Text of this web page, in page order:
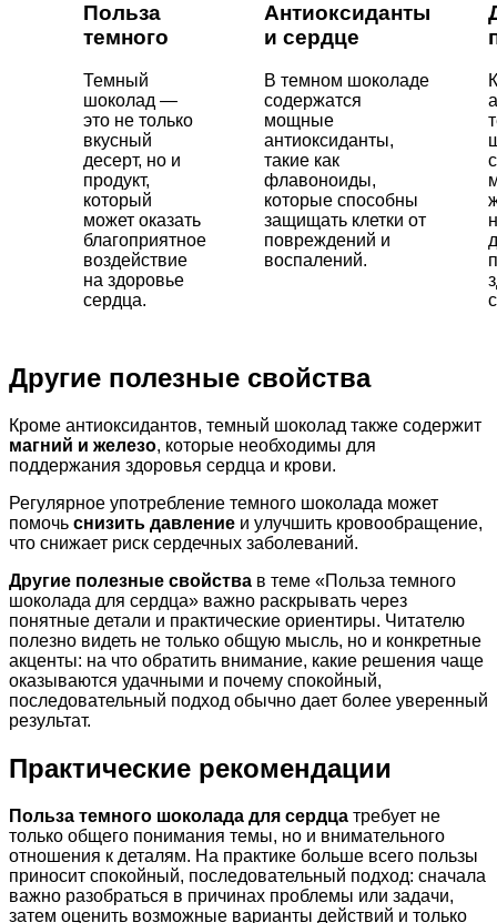
Польза
темного
Темный
шоколад —
это не только
вкусный
десерт, но и
продукт,
который
может оказать
благоприятное
воздействие
на здоровье
сердца.
Антиоксиданты
и сердце
В темном шоколаде
содержатся
мощные
антиоксиданты,
такие как
флавоноиды,
которые способны
защищать клетки от
повреждений и
воспалений.
Другие полезные свойства
Кроме антиоксидантов, темный шоколад также содержит
магний и железо, которые необходимы для
поддержания здоровья сердца и крови.
Регулярное употребление темного шоколада может
помочь снизить давление и улучшить кровообращение,
что снижает риск сердечных заболеваний.
Другие полезные свойства в теме «Польза темного
шоколада для сердца» важно раскрывать через
понятные детали и практические ориентиры. Читателю
полезно видеть не только общую мысль, но и конкретные
акценты: на что обратить внимание, какие решения чаще
оказываются удачными и почему спокойный,
последовательный подход обычно дает более уверенный
результат.
Практические рекомендации
Польза темного шоколада для сердца требует не
только общего понимания темы, но и внимательного
отношения к деталям. На практике больше всего пользы
приносит спокойный, последовательный подход: сначала
важно разобраться в причинах проблемы или задачи,
затем оценить возможные варианты действий и только